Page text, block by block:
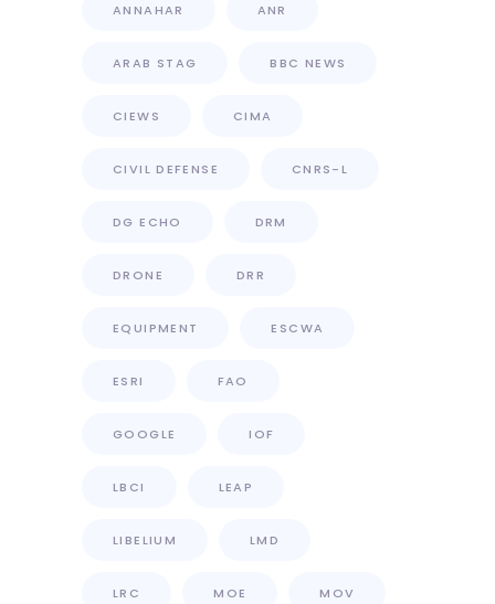
ANNAHAR ANR
ARAB STAG BBC NEWS
CIEWS CIMA
CIVIL DEFENSE CNRS-L
DG ECHO DRM
DRONE DRR
EQUIPMENT ESCWA
ESRI FAO
GOOGLE IOF
LBCI LEAP
LIBELIUM LMD
LRC MOE MOV